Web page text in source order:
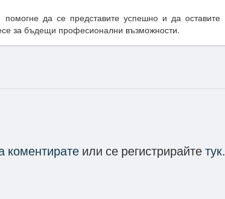
да се представите успешно и да оставите
за бъдещи професионални възможности.
коментирате или се регистрирайтетук.